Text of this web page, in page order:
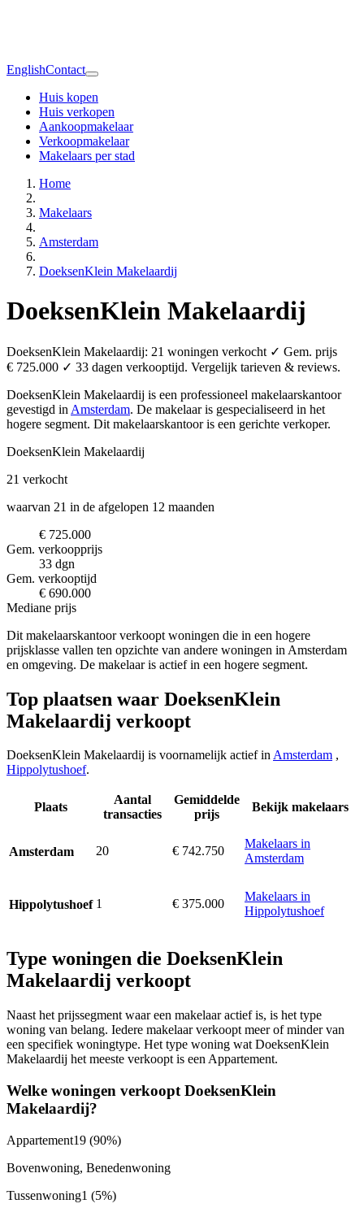
EnglishContact
Huis kopen
Huis verkopen
Aankoopmakelaar
Verkoopmakelaar
Makelaars per stad
Home
Makelaars
Amsterdam
DoeksenKlein Makelaardij
DoeksenKlein Makelaardij
DoeksenKlein Makelaardij: 21 woningen verkocht ✓ Gem. prijs
€ 725.000 ✓ 33 dagen verkooptijd. Vergelijk tarieven & reviews.
DoeksenKlein Makelaardij is een professioneel makelaarskantoor
gevestigd in Amsterdam. De makelaar is gespecialiseerd in het
hogere segment. Dit makelaarskantoor is een gerichte verkoper.
DoeksenKlein Makelaardij
21 verkocht
waarvan 21 in de afgelopen 12 maanden
€ 725.000
Gem. verkoopprijs
33 dgn
Gem. verkooptijd
€ 690.000
Mediane prijs
Dit makelaarskantoor verkoopt woningen die in een hogere
prijsklasse vallen ten opzichte van andere woningen in Amsterdam
en omgeving. De makelaar is actief in een hogere segment.
Top plaatsen waar DoeksenKlein
Makelaardij verkoopt
DoeksenKlein Makelaardij is voornamelijk actief inAmsterdam ,
Hippolytushoef.
Plaats
Aantal
transacties
Gemiddelde
prijs
Bekijk makelaars
Amsterdam 20 € 742.750
Makelaars in
Amsterdam
Hippolytushoef 1 € 375.000
Makelaars in
Hippolytushoef
Type woningen die DoeksenKlein
Makelaardij verkoopt
Naast het prijssegment waar een makelaar actief is, is het type
woning van belang. Iedere makelaar verkoopt meer of minder van
een specifiek woningtype. Het type woning wat DoeksenKlein
Makelaardij het meeste verkoopt is een Appartement.
Welke woningen verkoopt DoeksenKlein
Makelaardij?
Appartement19 (90%)
Bovenwoning, Benedenwoning
Tussenwoning1 (5%)